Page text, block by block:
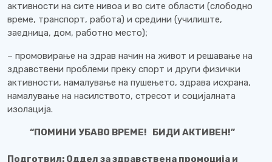
активности на сите нивоа и во сите области (слободно
време, транспорт, работа) и средини (училиште,
заедница, дом, работно место);
– промовирање на здрав начин на живот и решавање на
здравствени проблеми преку спорт и други физички
активности, намалување на пушењето, здрава исхрана,
намалување на насилството, стресот и социјалната
изолација.
“ПОМИНИ УБАВО ВРЕМЕ! БИДИ АКТИВЕН!”
Подготвил: Оддел за здравствена промоција и